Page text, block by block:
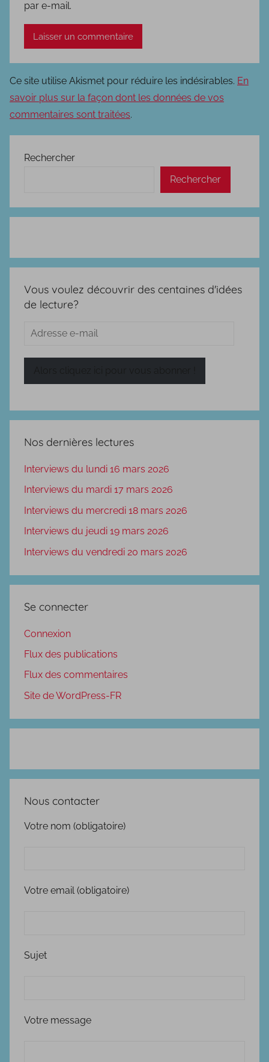
par e-mail.
Ce site utilise Akismet pour réduire les indésirables. En
savoir plus sur la façon dont les données de vos
commentaires sont traitées.
Rechercher
Rechercher
Vous voulez découvrir des centaines d'idées
de lecture?
Adresse
Nos dernières lectures
Interviews du lundi 16 mars 2026
Interviews du mardi 17 mars 2026
Interviews du mercredi 18 mars 2026
Interviews du jeudi 19 mars 2026
Interviews du vendredi 20 mars 2026
Se connecter
Connexion
Flux des publications
Flux des commentaires
Site de WordPress-FR
Nous contacter
Votre nom (obligatoire)
Votre email (obligatoire)
Sujet
Votre message